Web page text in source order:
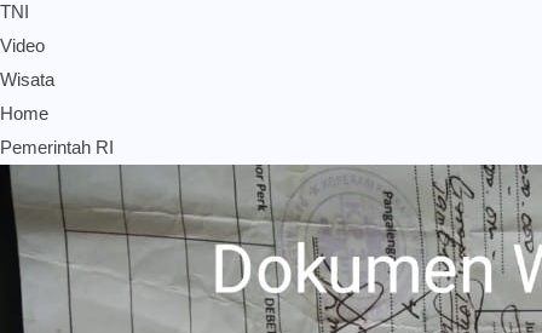
TNI
Video
Wisata
Home
Pemerintah RI